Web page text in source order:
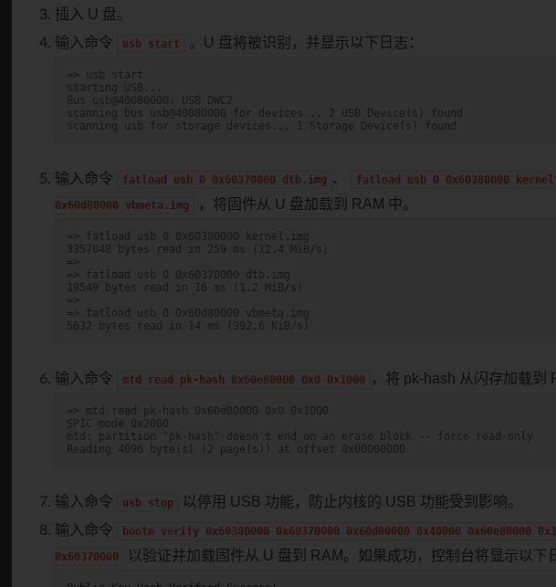
插入 U 盘。
输入命令
usb start 。U 盘将被识别，并显示以下日志：
=> usb start
starting USB...
Bus usb@40080000: USB DWC2
scanning bus usb@40080000 for devices... 2 USB Device(s) found
scanning usb for storage devices... 1 Storage Device(s) found
输入命令 fatload usb 0 0x60370000 dtb.img 、 fatload usb 0 0x60380000
0x60d80000
vbmeta.img ，将固件从 U 盘加载到 RAM 中。
=> fatload usb 0 0x60380000 kernel.img
3357648 bytes read in 259 ms (12.4 MiB/s)
=>
=> fatload usb 0 0x60370000 dtb.img
19549 bytes read in 16 ms (1.2 MiB/s)
=>
=> fatload usb 0 0x60d80000 vbmeta.img
5632 bytes read in 14 ms (392.6 KiB/s)
输入命令 mtd read pk-hash 0x60e80000 0x0 0x1000 ，将 pk-hash 从闪存加载到
=> mtd read pk-hash 0x60e80000 0x0 0x1000
SPIC mode 0x2000
mtd: partition "pk-hash" doesn't end on an erase block -- force read-only
Reading 4096 byte(s) (2 page(s)) at offset 0x00000000
输入命令 usb stop
以停用 USB 功能，防止内核的 USB 功能受到影响。
输入命令
bootm verify 0x60380000 0x60370000 0x60d80000 0x40000 0x60e80000
0x60370000
以验证并加载固件从 U 盘到 RAM。如果成功，控制台将显示以下